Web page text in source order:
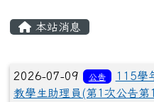
本站消息
文章列表
2026-07-09 公告
115學
教學生助理員(第1次公告第